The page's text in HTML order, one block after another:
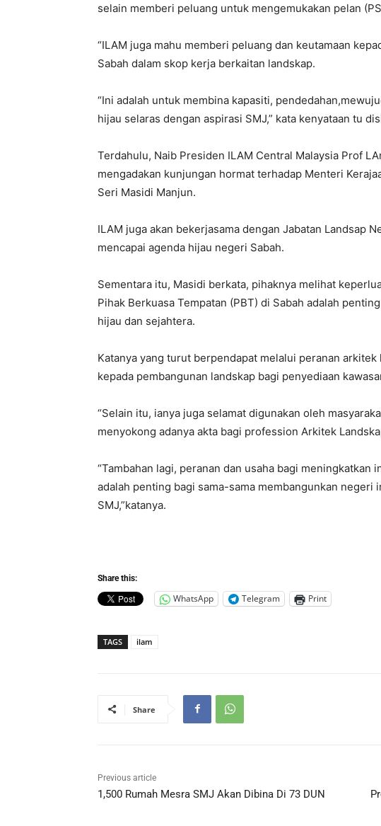
selain memberi peluang untuk mengemukakan pelan
“ILAM juga mahu memberi peluang dan keutamaan
Sabah dalam skop kerja berkaitan landskap.
“Ini adalah untuk membina kapasiti,
hijau selaras dengan aspirasi SMJ,” kata kenyataan tu
Terdahulu, Naib Presiden ILAM Central Malaysia Prof
mengadakan kunjungan hormat terhadap Menteri
Seri Masidi Manjun.
ILAM juga akan bekerjasama dengan Jabatan Landsap
mencapai agenda hijau negeri Sabah.
Sementara itu, Masidi berkata, pihaknya melihat
Pihak Berkuasa Tempatan (PBT) di Sabah adalah
hijau dan sejahtera.
Katanya yang turut berpendapat melalui peranan
kepada pembangunan landskap bagi penyediaan
“Selain itu, ianya juga selamat digunakan oleh
menyokong adanya akta bagi profession Arkitek
“Tambahan lagi, peranan dan usaha bagi
adalah penting bagi sama-sama membangunkan negeri
SMJ,”katanya.
Share this:
WhatsApp Telegram Print
TAGS ilam
Share
Previous article
1,500 Rumah Mesra SMJ Akan Dibina Di 73 DUN